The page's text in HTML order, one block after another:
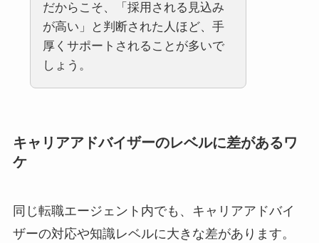
だからこそ、「採用される見込み
が高い」と判断された人ほど、手
厚くサポートされることが多いで
しょう。
キャリアアドバイザーのレベルに差があるワ
ケ
同じ転職エージェント内でも、キャリアアドバイ
ザーの対応や知識レベルに大きな差があります。